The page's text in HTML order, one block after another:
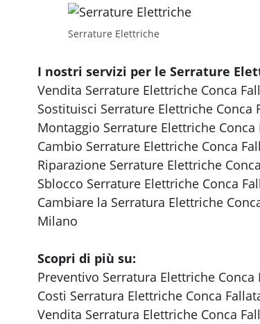
Serrature Elettriche
I nostri servizi per le Serrature
Vendita Serrature Elettriche Conca
Sostituisci Serrature Elettriche Conca
Montaggio Serrature Elettriche
Cambio Serrature Elettriche Conca
Riparazione Serrature Elettriche
Sblocco Serrature Elettriche Conca
Cambiare la Serratura Elettriche
Milano
Scopri di più su:
Preventivo Serratura Elettriche Conca
Costi Serratura Elettriche Conca
Vendita Serratura Elettriche Conca